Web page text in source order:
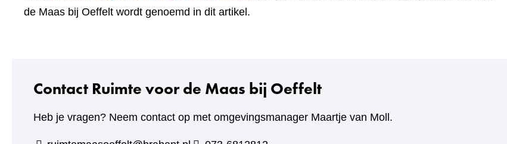
naar
de Maas bij Oeffelt wordt genoemd in dit artikel.
Contact Ruimte voor de Maas bij Oeffelt
Heb je vragen? Neem contact op met omgevingsmanager Maartje van Moll.